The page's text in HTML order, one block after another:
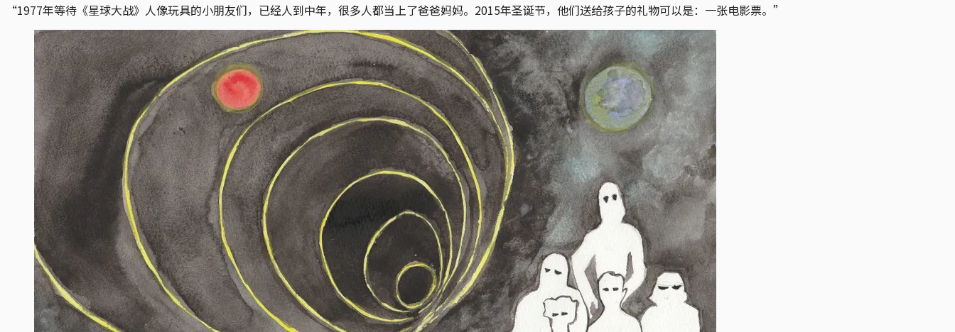
“1977年等待《星球大战》人像玩具的小朋友们，已经人到中年，很多人都当上了爸爸妈妈。2015年圣诞节，他们送给孩子的礼物可以是：一张电影票。”